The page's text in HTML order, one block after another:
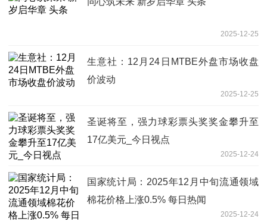
2025-12-25
生意社：12月24日MTBE外盘市场收盘
价波动
2025-12-25
圣诞将至，强力球彩票头奖奖金攀升至
17亿美元_今日视点
2025-12-24
国家统计局：2025年12月中旬流通领域
棉花价格上涨0.5% 每日热闻
2025-12-24